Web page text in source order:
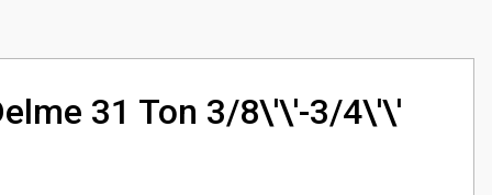
31 Ton 3/8\'\'-3/4\'\'